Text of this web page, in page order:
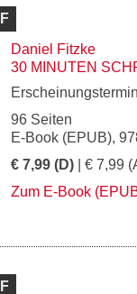
Daniel Fitzke
30 MINUTEN
96 Seiten
E-Book (EPUB),
€ 7,99 (D) | € 7,99
Zum E-Book